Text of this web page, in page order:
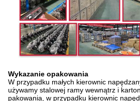
Wykazanie opakowania
W przypadku małych kierownic
używamy stalowej ramy wewnątrz i
pakowania, w przypadku kierownic